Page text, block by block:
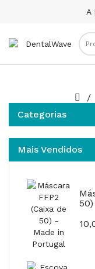
A
Categorias
Mais Vendidos